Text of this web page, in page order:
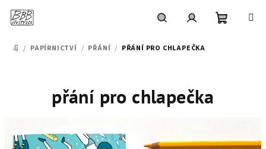
obsah
DOMŮ
/ PAPÍRNICTVÍ / PŘÁNÍ / PŘÁNÍ PRO CHLAPEČKA
přání pro chlapečka